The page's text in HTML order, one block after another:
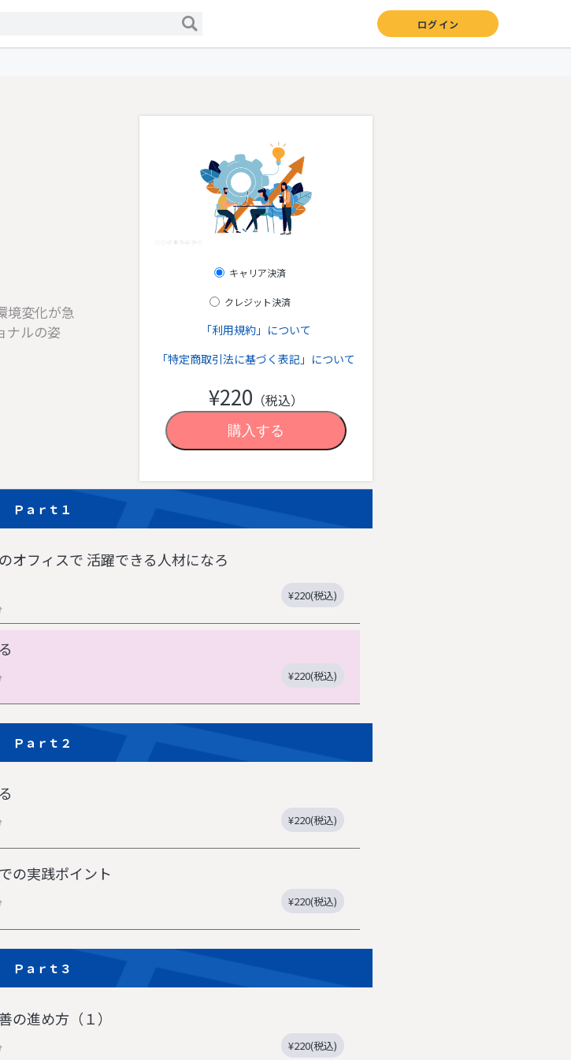
ログイン
境変化が急
ナルの姿
キャリア決済
クレジット決済
「利用規約」について
「特定商取引法に基づく表記」について
¥220 （税込）
Ｐａｒｔ１
オフィスで 活躍できる人材になろ
¥220(税込)
¥220(税込)
Ｐａｒｔ２
¥220(税込)
の実践ポイント
¥220(税込)
Ｐａｒｔ３
の進め方（１）
¥220(税込)